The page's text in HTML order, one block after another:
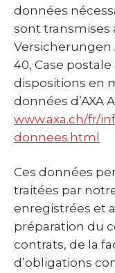
données
sont transmises
Versicherungen
40, Case
dispositions en
données d’AXA
www.axa.ch/fr/
donnees.html
Ces données
traitées par
enregistrées et
préparation du
contrats, de la
d’obligations